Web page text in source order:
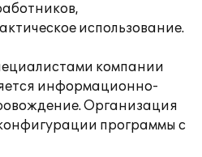
использование.
компании
информационно-
Организация
программы c